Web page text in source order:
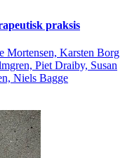
praksis
Mortensen, Karsten Borg
Piet Draiby, Susan
Niels Bagge